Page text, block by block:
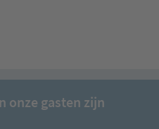
onze gasten zijn